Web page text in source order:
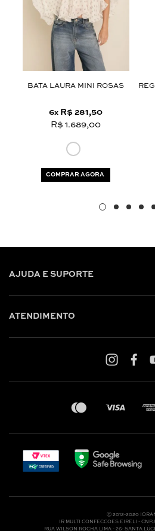
Aceito os termos e
BATA LAURA MINI ROSAS
6x R$ 281,50
R$ 1.689,00
COMPRAR AGORA
AJUDA E SUPORTE
ATENDIMENTO
Whatsapp: (31) 97219-6604
Nossas Lojas
Ⓒ 2012-2020
IR MULTI CONFECCOES EIRELI -
RUA WILSON ROCHA LIMA - 26- SANTA